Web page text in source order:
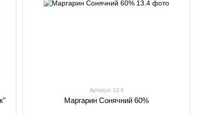
Артикул: 13.4
Маргарин Сонячний 60%